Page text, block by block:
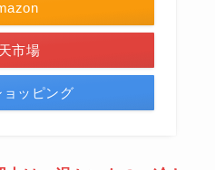
市場
ョッピング